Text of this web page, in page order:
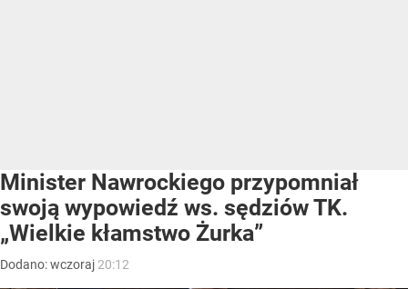
Minister Nawrockiego przypomniał
swoją wypowiedź ws. sędziów TK.
„Wielkie kłamstwo Żurka”
Dodano:wczoraj 20:12